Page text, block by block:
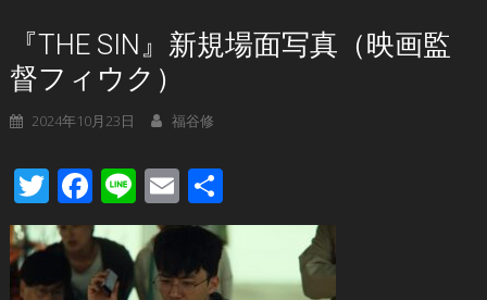
『THE SIN』新規場面写真（映画監
督フィウク）
2024年10月23日 福谷修
Twitter
Facebook
LineEmail
有